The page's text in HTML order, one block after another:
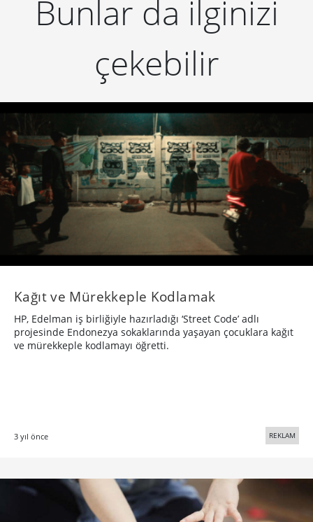
Bunlar da ilginizi
çekebilir
Kağıt ve Mürekkeple Kodlamak
HP, Edelman iş birliğiyle hazırladığı ‘Street Code’ adlı
projesinde Endonezya sokaklarında yaşayan çocuklara kağıt
ve mürekkeple kodlamayı öğretti.
3 yıl önce REKLAM